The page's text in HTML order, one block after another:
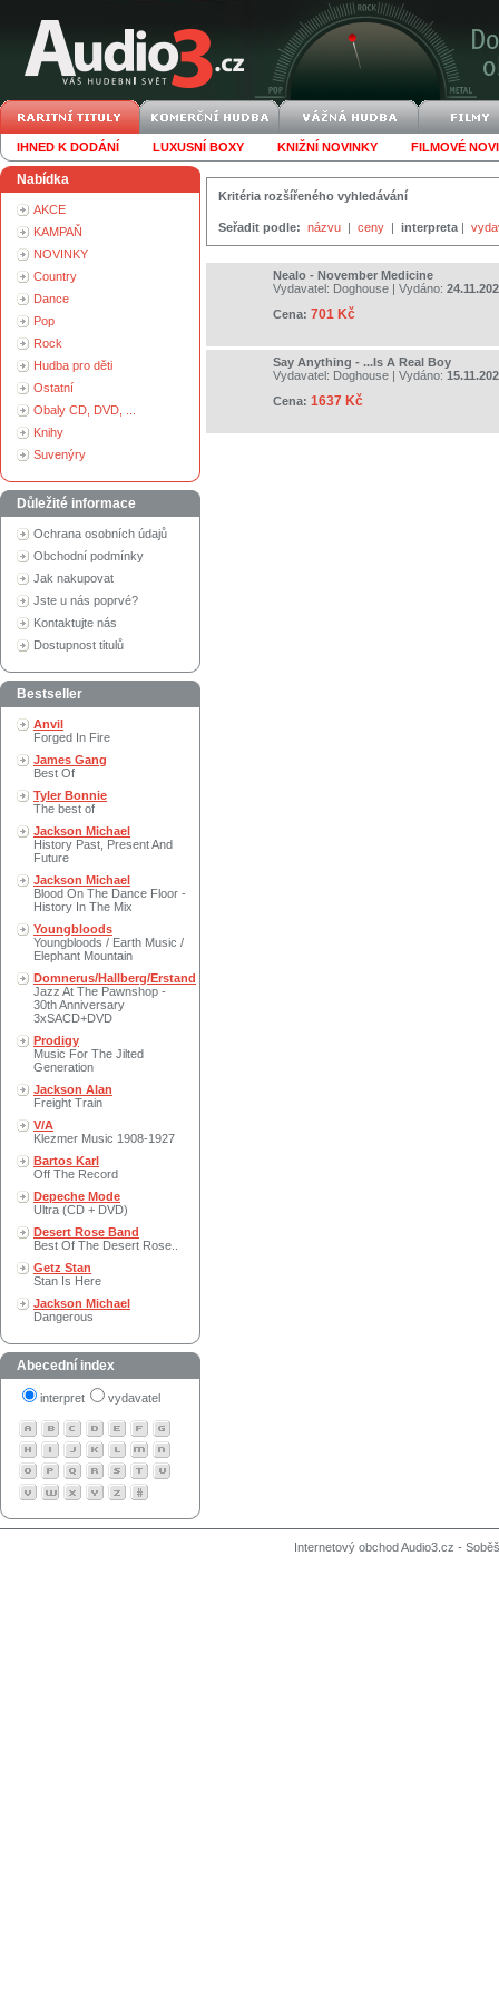
IHNED K DODÁNÍ LUXUSNÍ BOXY KNIŽNÍ NOVINKY FILMOVÉ
Nabídka
AKCE
KAMPAŇ
NOVINKY
Country
Dance
Pop
Rock
Hudba pro děti
Ostatní
Obaly CD, DVD, ...
Knihy
Suvenýry
Důležité informace
Ochrana osobních údajů
Obchodní podmínky
Jak nakupovat
Jste u nás poprvé?
Kontaktujte nás
Dostupnost titulů
Bestseller
Anvil
Forged In Fire
James Gang
Best Of
Tyler Bonnie
The best of
Jackson Michael
History Past, Present And
Future
Jackson Michael
Blood On The Dance Floor -
History In The Mix
Youngbloods
Youngbloods / Earth Music /
Elephant Mountain
Domnerus/Hallberg/Erstand
Jazz At The Pawnshop -
30th Anniversary
3xSACD+DVD
Prodigy
Music For The Jilted
Generation
Jackson Alan
Freight Train
V/A
Klezmer Music 1908-1927
Bartos Karl
Off The Record
Depeche Mode
Ultra (CD + DVD)
Desert Rose Band
Best Of The Desert Rose..
Getz Stan
Stan Is Here
Jackson Michael
Dangerous
Abecední index
interpret vydavatel
Kritéria rozšířeného vyhledávání
Seřadit podle: názvu | ceny | interpreta |
Nealo - November Medicine
Vydavatel: Doghouse | Vydáno:
Cena: 701 Kč
Say Anything - ...Is A Real Boy
Vydavatel: Doghouse | Vydáno:
Cena: 1637 Kč
Internetový obchod Audio3.cz -